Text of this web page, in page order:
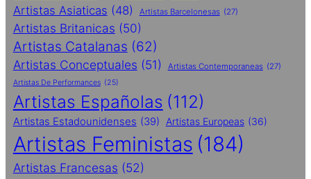
Artistas Asiaticas (48) Artistas Barcelonesas (27)
Artistas Britanicas (50)
Artistas Catalanas (62)
Artistas Conceptuales (51) Artistas Contemporaneas (27)
Artistas De Performances (25)
Artistas Españolas (112)
Artistas Estadounidenses (39) Artistas Europeas (36)
Artistas Feministas (184)
Artistas Francesas (52)